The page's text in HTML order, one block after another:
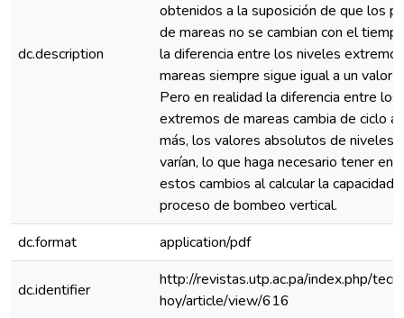
dc.description
obtenidos a la suposición de que los
de mareas no se cambian con el
la diferencia entre los niveles
mareas siempre sigue igual a un valor
Pero en realidad la diferencia entre
extremos de mareas cambia de ciclo a
más, los valores absolutos de niveles
varían, lo que haga necesario tener en
estos cambios al calcular la capacidad
proceso de bombeo vertical.
dc.format
application/pdf
dc.identifier
http://revistas.utp.ac.pa/index.php/
hoy/article/view/616